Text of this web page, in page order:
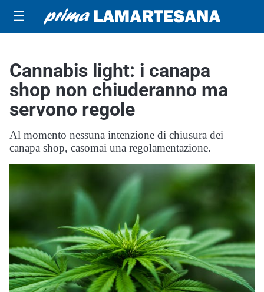
☰
Cannabis light: i canapa
shop non chiuderanno ma
servono regole
Al momento nessuna intenzione di chiusura dei
canapa shop, casomai una regolamentazione.